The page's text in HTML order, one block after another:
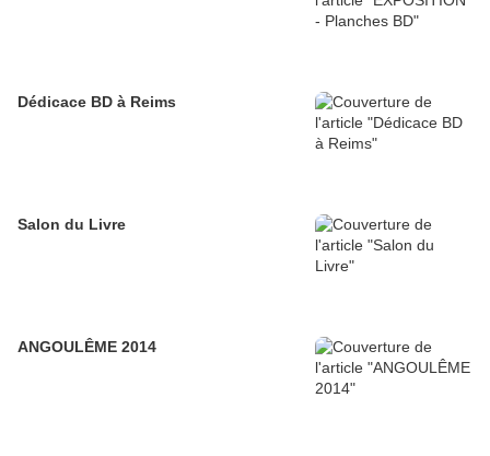
Dédicace BD à Reims
Salon du Livre
ANGOULÊME 2014